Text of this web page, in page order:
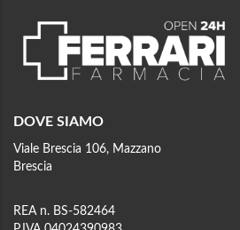
DOVE SIAMO
Viale Brescia 106, Mazzano
Brescia
REA n. BS-582464